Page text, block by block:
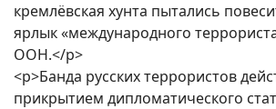
кремлёвская хунта пытались
ярлык «международного
ООН.</p>
<p>Банда русских террористов
прикрытием дипломатического